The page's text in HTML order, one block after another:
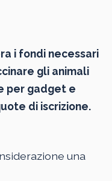
i fondi necessari
gli animali
per gadget e
di iscrizione.
una